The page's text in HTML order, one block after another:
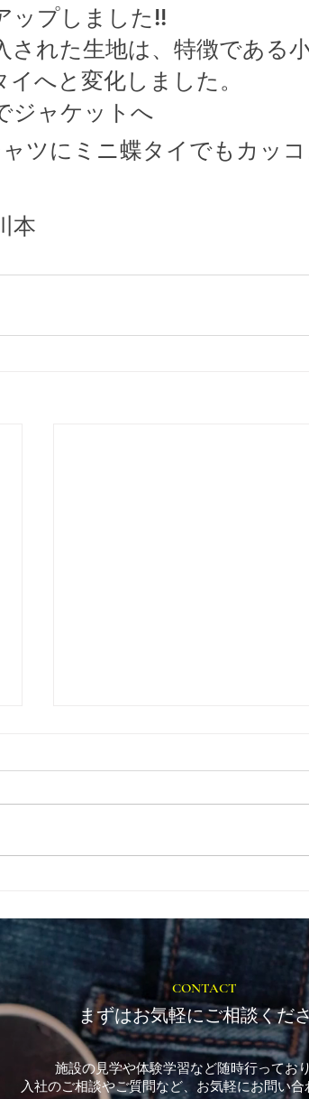
ップしました!!
された生地は、特徴である
へと変化しました。
ジャケットへ
ツにミニ蝶タイでもカッコ
本
制度です
CONTACT
まずはお気軽にご相談くだ
施設の見学や体験学習など随時行っており
入社のご相談やご質問など、お気軽にお問い